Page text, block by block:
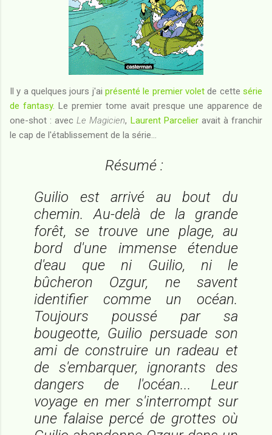
Il y a quelques jours j'ai présenté le premier volet de cette série
de fantasy. Le premier tome avait presque une apparence de
one-shot : avecLe Magicien, Laurent Parcelieravait à franchir
le cap de l'établissement de la série...
Résumé :
Guilio est arrivé au bout du
chemin. Au-delà de la grande
forêt, se trouve une plage, au
bord d'une immense étendue
d'eau que ni Guilio, ni le
bûcheron Ozgur, ne savent
identifier comme un océan.
Toujours poussé par sa
bougeotte, Guilio persuade son
ami de construire un radeau et
de s'embarquer, ignorants des
dangers de l'océan... Leur
voyage en mer s'interrompt sur
une falaise percé de grottes où